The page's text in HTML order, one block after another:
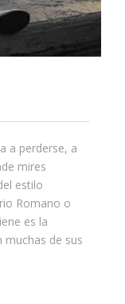
a perderse, a
mires
estilo
Romano o
es la
muchas de sus